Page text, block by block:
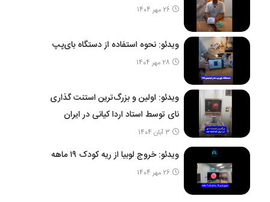
26 مهر 1404
ویدئو: نحوه استفاده از دستگاه بای‌پپ
28 مهر 1404
ویدئو: اولین و بزرگ‌ترین استنت گذاری
نای توسط استاد اردا کیانی در ایران
3 آبان 1404
ویدئو: خروج لوبیا از ریه کودک ۱۹ ماهه
26 مهر 1404